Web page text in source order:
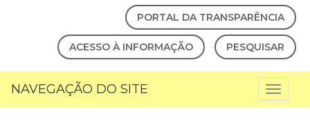
PORTAL DA TRANSPARÊNCIA
ACESSO À INFORMAÇÃO PESQUISAR
NAVEGAÇÃO DO SITE